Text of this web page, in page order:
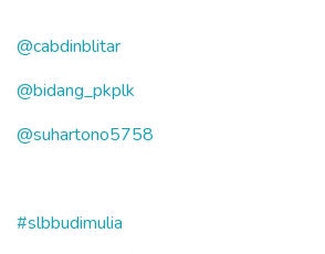
@cabdinblitar
@bidang_pkplk
@suhartono5758
#slbbudimulia